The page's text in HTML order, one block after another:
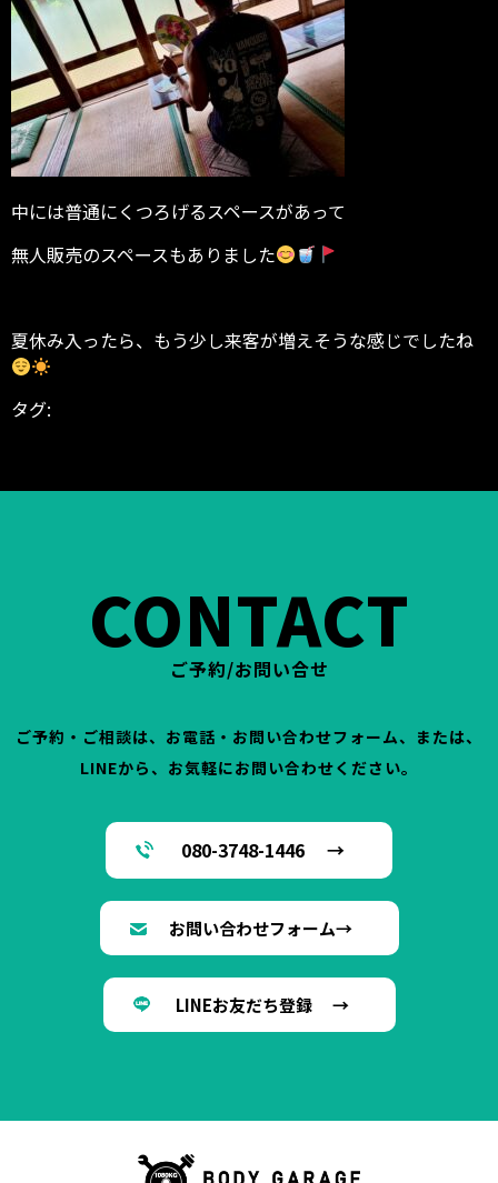
中には普通にくつろげるスペースがあって
無人販売のスペースもありました
夏休み入ったら、もう少し来客が増えそうな感じでしたね
タグ:
市 東中川町 ヒノキビル
CONTACT
ご予約/お問い合せ
ご予約・ご相談は、お電話・お問い合わせフォーム、または、
LINEから、お気軽にお問い合わせください。
080-3748-1446 →
お問い合わせフォーム→
LINEお友だち登録 →